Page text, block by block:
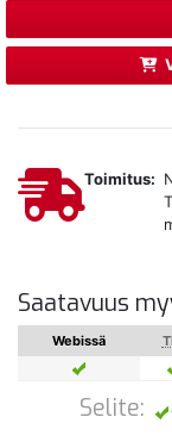
Toimitus:
Saatavuus
Webissä
Selite: